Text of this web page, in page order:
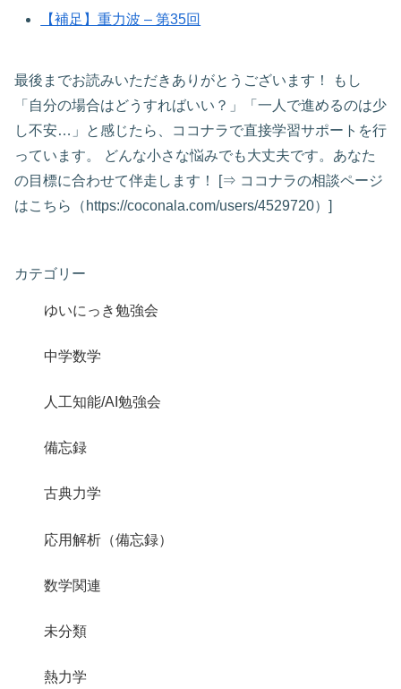
【補足】重力波 – 第35回
最後までお読みいただきありがとうございます！ もし
「自分の場合はどうすればいい？」「一人で進めるのは少
し不安…」と感じたら、ココナラで直接学習サポートを行
っています。 どんな小さな悩みでも大丈夫です。あなた
の目標に合わせて伴走します！ [⇒ ココナラの相談ページ
はこちら（https://coconala.com/users/4529720）]
カテゴリー
ゆいにっき勉強会
中学数学
人工知能/AI勉強会
備忘録
古典力学
応用解析（備忘録）
数学関連
未分類
熱力学